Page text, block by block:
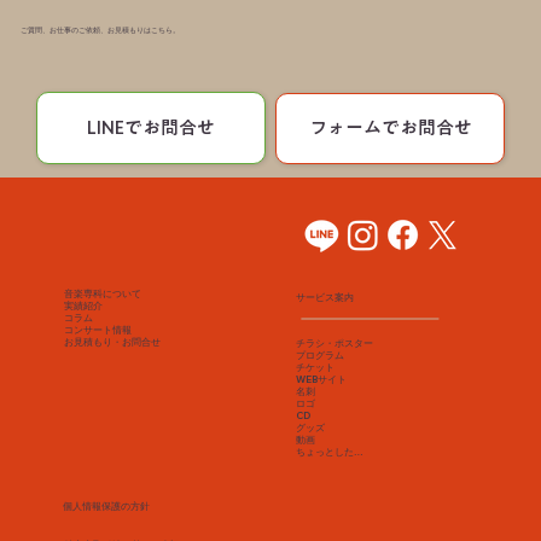
フォームでお問合せ
ご質問、お仕事のご依頼、お見積もりはこちら。
LINEでお問合せ
音楽専科について
実績紹介
コラム
コンサート情報
​お見積もり・お問合せ
個人情報保護の方針
サービス案内
チラシ・ポスター
プログラム
チケット
WEBサイト
名刺
​ロゴ
CD
グッズ
動画
ちょっとした…